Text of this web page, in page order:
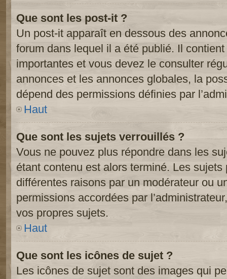
Que sont les post-it ?
Un post-it apparaît en dessous des
forum dans lequel il a été publié. Il
importantes et vous devez le consulter
annonces et les annonces globales, la
dépend des permissions définies par
Haut
Que sont les sujets verrouillés ?
Vous ne pouvez plus répondre dans les
étant contenu est alors terminé. Les
différentes raisons par un modérateur ou
permissions accordées par
vos propres sujets.
Haut
Que sont les icônes de sujet ?
Les icônes de sujet sont des images qui